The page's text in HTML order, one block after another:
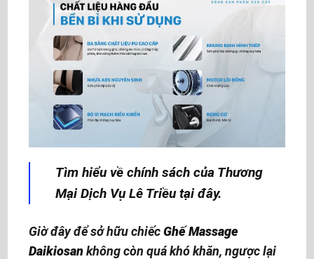
Tìm hiểu về chính sách của Thương
Mại Dịch Vụ Lê Triều tại đây.
Giờ đây để sở hữu chiếcGhế Massage
Daikiosankhông còn quá khó khăn, ngược lại